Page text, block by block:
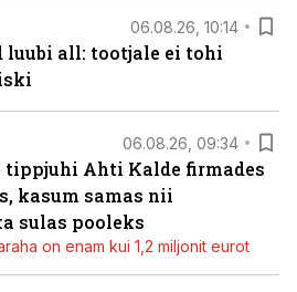
06.08.26, 10:14
luubi all: tootjale ei tohi
06.08.26, 09:34
tippjuhi Ahti Kalde firmades
kasum samas nii
sulas pooleks
on enam kui 1,2 miljonit eurot